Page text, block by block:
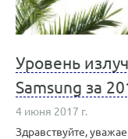
Уровень
Samsung за
4 июня 2017 г.
Здравствуйте,